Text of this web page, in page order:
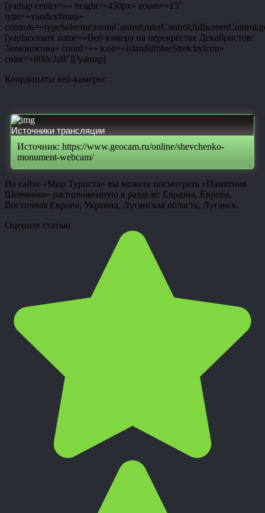
[yamap center=»» height=»450px» zoom=»15″
type=»yandex#map»
[yaplacemark name=»Веб-камера на перекрёстке Декабристов/
Ломоносова» coord=»» icon=»islands#blueStretchyIcon»
color=»#00c2a9″][/yamap]
Координаты веб-камеры:
Источники трансляции
Источник: https://www.geocam.ru/online/shevchenko-
monument-webcam/
На сайте «Мир Туриста» вы можете посмотреть «Памятник
Шевченко» расположенную в разделе: Евразия, Европа,
Восточная Европа, Украина, Луганская область, Луганск.
Оцените статью